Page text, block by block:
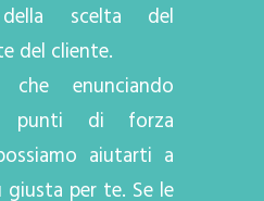
della scelta del
del cliente.
enunciando
i punti di forza
aiutarti a
per te. Se le